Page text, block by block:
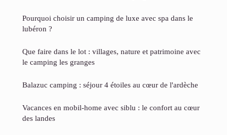
Pourquoi choisir un camping de luxe avec spa dans le
lubéron ?
Que faire dans le lot : villages, nature et patrimoine avec
le camping les granges
Balazuc camping : séjour 4 étoiles au cœur de l'ardèche
Vacances en mobil-home avec siblu : le confort au cœur
des landes